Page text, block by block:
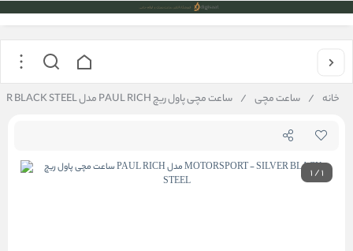
خانه / ساعت مچی / ساعت مچی پاول ریچ PAUL RICH مدل MOTORSPORT - SILVER BLACK STEEL
1/1